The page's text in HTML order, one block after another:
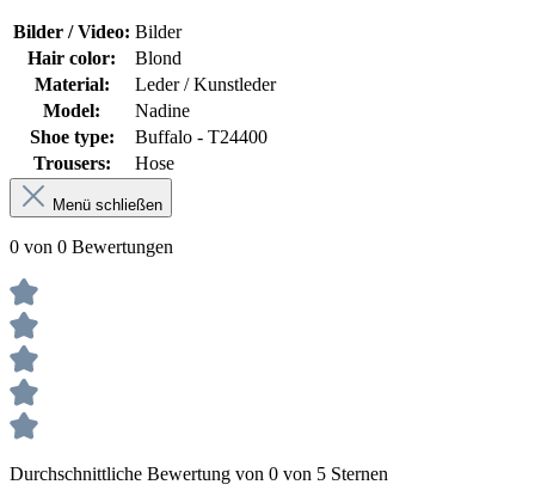
Bilder / Video: Bilder
Hair color:
Blond
Material:
Leder / Kunstleder
Model:
Nadine
Shoe type:
Buffalo - T24400
Trousers:
Hose
Menü schließen
0 von 0 Bewertungen
Durchschnittliche Bewertung von 0 von 5 Sternen